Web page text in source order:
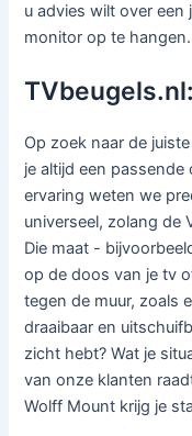
u advies wilt over
monitor op te
Op zoek naar de
je altijd een passende
ervaring weten we
universeel, zolang de
Die maat -
op de doos van je tv
tegen de muur, zoals
draaibaar en
zicht hebt? Wat je
van onze klanten
Wolff Mount krijg je